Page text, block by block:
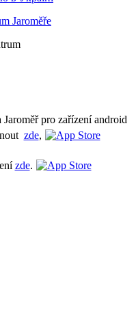
Jaroměře
pro zařízení android
zde,
zde.